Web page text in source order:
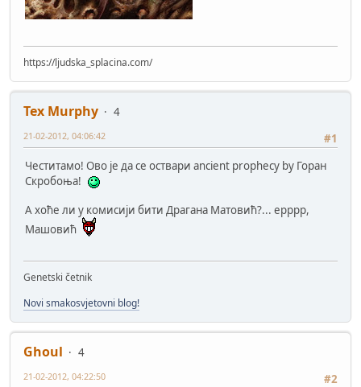
https://ljudska_splacina.com/
Tex Murphy
4
#1
21-02-2012, 04:06:42
Честитамо! Ово је да се оствари ancient prophecy by Горан
Скробоња!
А хоће ли у комисији бити Драгана Матовић?... ерррр,
Машовић
Genetski četnik
Novi smakosvjetovni blog!
Ghoul
4
#2
21-02-2012, 04:22:50